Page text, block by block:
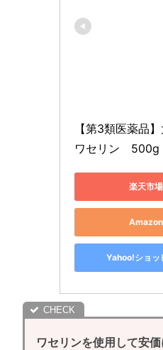
【第3類医薬品
ワセリン　500g
楽天市
Yahoo!ショッ
ワセリンを使用して安価